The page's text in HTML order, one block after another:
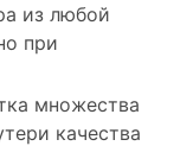
из любой
при
множества
качества